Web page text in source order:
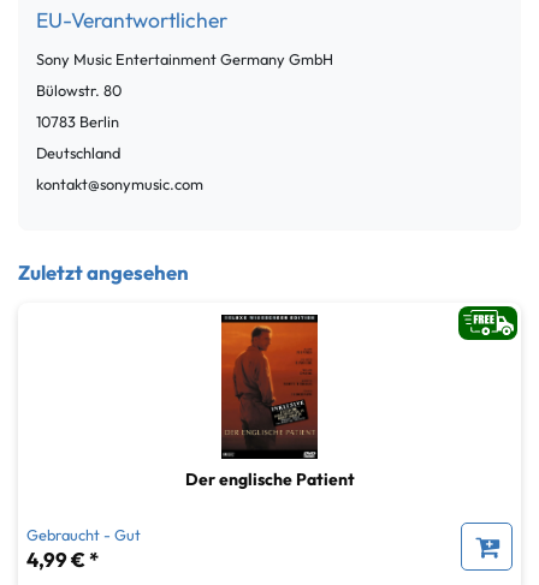
EU-Verantwortlicher
Sony Music Entertainment Germany GmbH
Bülowstr. 80
10783 Berlin
Deutschland
kontakt@sonymusic.com
Zuletzt angesehen
Der englische Patient
Gebraucht - Gut
4,99 € *